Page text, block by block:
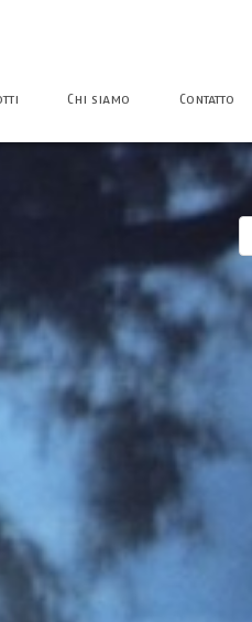
Chi siamo Contatto